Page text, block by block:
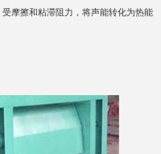
摩擦和粘滞阻力，将声能转化为热能